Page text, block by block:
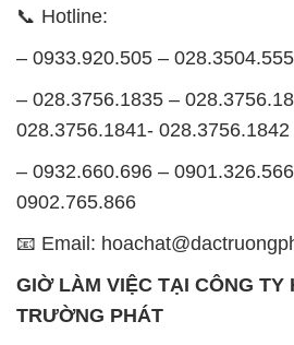
📞 Hotline:
– 0933.920.505 –
– 028.3756.1835 –
028.3756.1841- 028.3756.1842
– 0932.660.696 –
0902.765.866
📧 Email:
GIỜ LÀM VIỆC TẠI CÔNG TY
TRƯỜNG PHÁT